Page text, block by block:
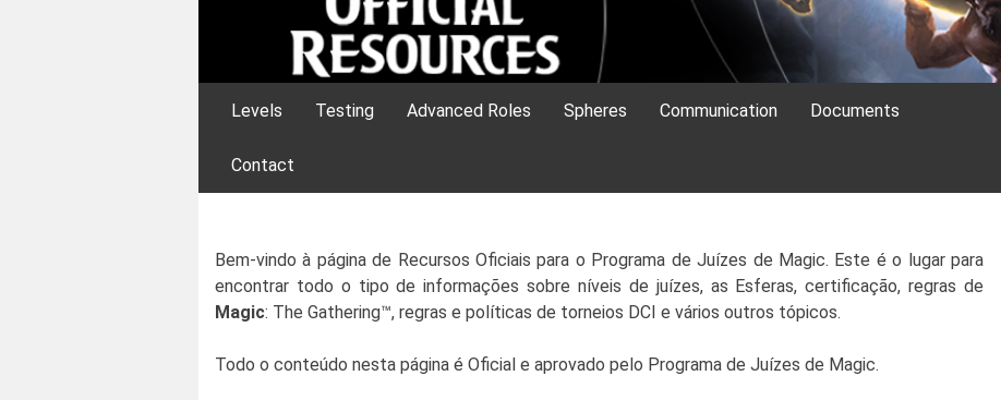
Levels Testing Advanced Roles Spheres Communication Documents
Contact
Bem-vindo à página de Recursos Oficiais para o Programa de Juízes de Magic. Este é o lugar para
encontrar todo o tipo de informações sobre níveis de juízes, as Esferas, certificação, regras de
Magic: The Gathering™, regras e políticas de torneios DCI e vários outros tópicos.
Todo o conteúdo nesta página é Oficial e aprovado pelo Programa de Juízes de Magic.